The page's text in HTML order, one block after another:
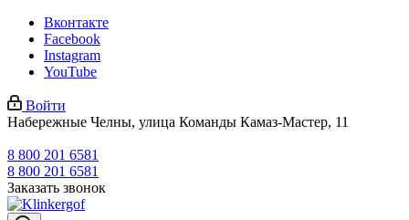
Вконтакте
Facebook
Instagram
YouTube
Войти
Набережные Челны, улица Команды Камаз-Мастер, 11
8 800 201 6581
8 800 201 6581
Заказать звонок